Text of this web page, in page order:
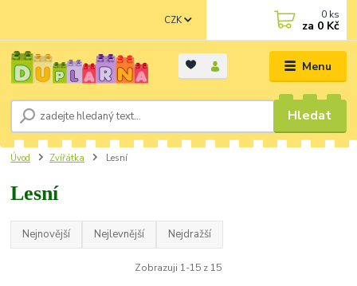
Menu
CZK
Hledat
0 ks
za 0 Kč
Úvod Zvířátka Lesní
Lesní
Nejnovější Nejlevnější Nejdražší
Zobrazuji 1-15 z 15